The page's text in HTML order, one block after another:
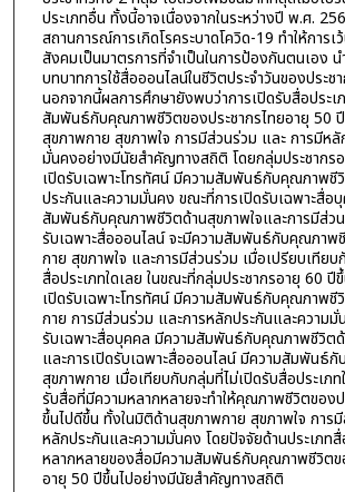
ประเภทอื่น ทั้งนี้อาจเนื่องจากในระหว่างปี พ.ศ.
สถานการณ์การเกิดโรคระบาดโควิด-19 ทำให้การเ
สังคมเป็นมาตรการที่จำเป็นในการป้องกันตนเอง น
บทบาทการใช้สื่อออนไลน์ในชีวิตประจำวันของประช
นอกจากนี้ผลการศึกษายังพบว่าการเปิดรับสื่อประเ
สัมพันธ์กับคุณภาพชีวิตของประชากรไทยอายุ 50 ปี
สุขภาพกาย สุขภาพใจ การมีส่วนร่วม และ การมีหลั
มั่นคงอย่างมีนัยสำคัญทางสถิติ โดยกลุ่มประชากร
เปิดรับเฉพาะโทรทัศน์ มีความสัมพันธ์กับคุณภาพชี
ประกันและความมั่นคง ขณะที่การเปิดรับเฉพาะสื่อ
สัมพันธ์กับคุณภาพชีวิตด้านสุขภาพใจและการมีส่วน
รับเฉพาะสื่อออนไลน์ จะมีความสัมพันธ์กับคุณภาพ
กาย สุขภาพใจ และการมีส่วนร่วม เมื่อเปรียบเทีย
สื่อประเภทใดเลย ในขณะที่กลุ่มประชากรอายุ 60 ปี
เปิดรับเฉพาะโทรทัศน์ มีความสัมพันธ์กับคุณภาพชี
กาย การมีส่วนร่วม และการหลักประกันและความ
รับเฉพาะสื่อบุคคล มีความสัมพันธ์กับคุณภาพชีวิตด้
และการเปิดรับเฉพาะสื่อออนไลน์ มีความสัมพันธ์
สุขภาพกาย เมื่อเทียบกับกลุ่มที่ไม่เปิดรับสื่อประเภท
รับสื่อที่มีความหลากหลายจะทำให้คุณภาพชีวิตของ
ขึ้นไปดีขึ้น ทั้งในมิติด้านสุขภาพกาย สุขภาพใจ การ
หลักประกันและความมั่นคง โดยปัจจัยด้านประเภท
หลากหลายของสื่อมีความสัมพันธ์กับคุณภาพชีวิตข
อายุ 50 ปีขึ้นไปอย่างมีนัยสำคัญทางสถิติ